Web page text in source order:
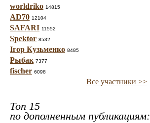
worldriko 14815
AD70 12104
SAFARI 11552
Spektor 8532
Ігор Кузьменко 8485
Рыбак 7377
fischer 6098
Все участники >>
Топ 15
по дополненным публикациям: